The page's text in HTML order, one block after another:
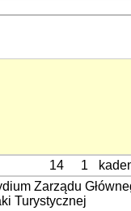
14 1
Zarządu
Turystycznej